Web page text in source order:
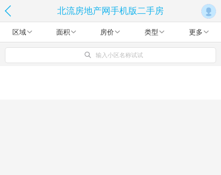
北流房地产网手机版二手房
区域 面积 房价 类型 更多
输入小区名称试试